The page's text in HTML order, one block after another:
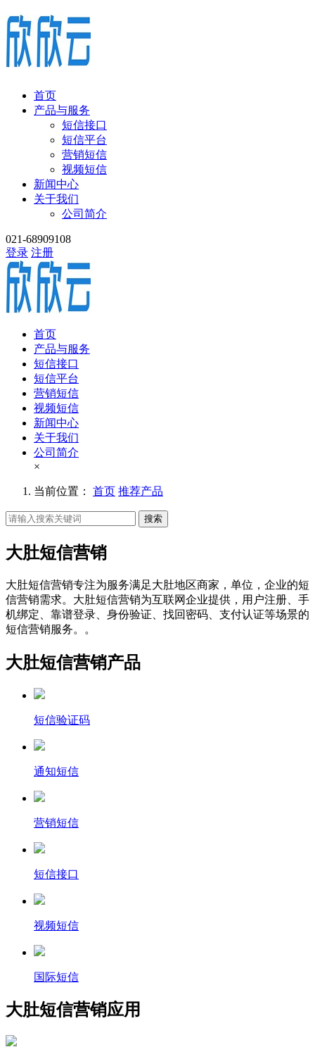
首页
产品与服务
短信接口
短信平台
营销短信
视频短信
新闻中心
关于我们
公司简介
021-68909108
登录 注册
首页
产品与服务
短信接口
短信平台
营销短信
视频短信
新闻中心
关于我们
公司简介
×
当前位置： 首页 推荐产品
搜索
大肚短信营销
大肚短信营销专注为服务满足大肚地区商家，单位，企业的短
信营销需求。大肚短信营销为互联网企业提供，用户注册、手
机绑定、靠谱登录、身份验证、找回密码、支付认证等场景的
短信营销服务。。
大肚短信营销产品
短信验证码
通知短信
营销短信
短信接口
视频短信
国际短信
大肚短信营销应用